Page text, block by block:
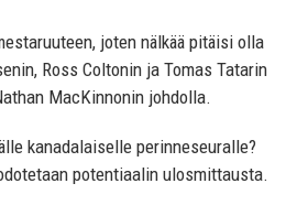
joten nälkää pitäisi olla
Ross Coltonin ja Tomas Tatarin
MacKinnonin johdolla.
kanadalaiselle perinneseuralle?
potentiaalin ulosmittausta.